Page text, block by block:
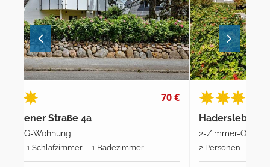
74 €
Haderslebener Straße 6b
2-Zimmer-OG-Wohnung | Maisonette
2 Personen | 1 Schlafzimmer | 1 Badezimmer